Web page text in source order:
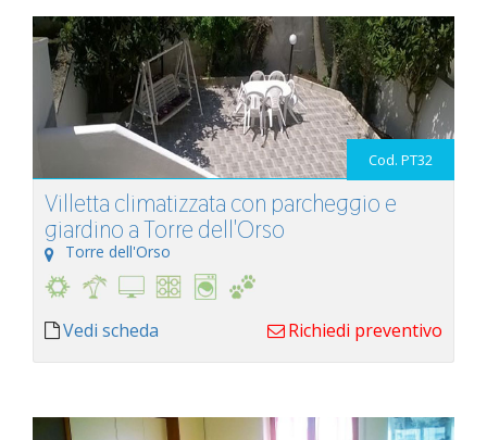
Cod. PT32
Villetta climatizzata con parcheggio e
giardino a Torre dell'Orso
Torre dell'Orso
Vedi scheda Richiedi preventivo